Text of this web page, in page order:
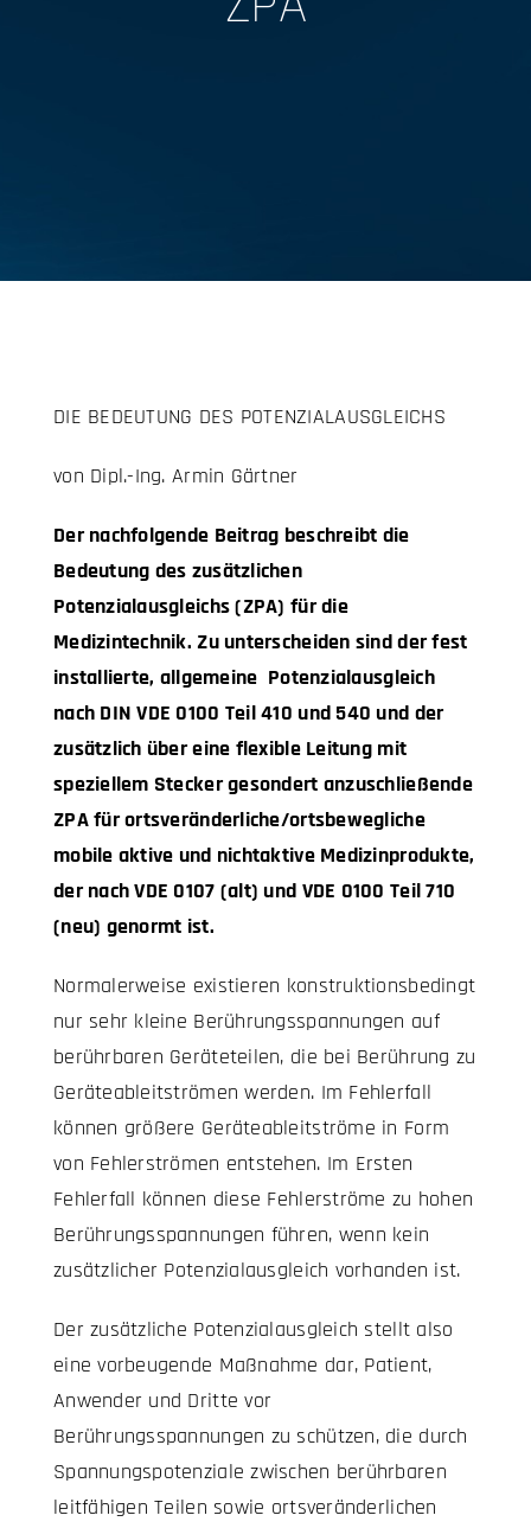
DIE BEDEUTUNG DES POTENZIALAUSGLEICHS
von Dipl.-Ing. Armin Gärtner
Der nachfolgende Beitrag beschreibt die
Bedeutung des zusätzlichen
Potenzialausgleichs (ZPA) für die
Medizintechnik. Zu unterscheiden sind der fest
installierte, allgemeine Potenzialausgleich
nach DIN VDE 0100 Teil 410 und 540 und der
zusätzlich über eine flexible Leitung mit
speziellem Stecker gesondert anzuschließende
ZPA für ortsveränderliche/ortsbewegliche
mobile aktive und nichtaktive Medizinprodukte,
der nach VDE 0107 (alt) und VDE 0100 Teil 710
(neu) genormt ist.
Normalerweise existieren konstruktionsbedingt
nur sehr kleine Berührungsspannungen auf
berührbaren Geräteteilen, die bei Berührung zu
Geräteableitströmen werden. Im Fehlerfall
können größere Geräteableitströme in Form
von Fehlerströmen entstehen. Im Ersten
Fehlerfall können diese Fehlerströme zu hohen
Berührungsspannungen führen, wenn kein
zusätzlicher Potenzialausgleich vorhanden ist.
Der zusätzliche Potenzialausgleich stellt also
eine vorbeugende Maßnahme dar, Patient,
Anwender und Dritte vor
Berührungsspannungen zu schützen, die durch
Spannungspotenziale zwischen berührbaren
leitfähigen Teilen sowie ortsveränderlichen